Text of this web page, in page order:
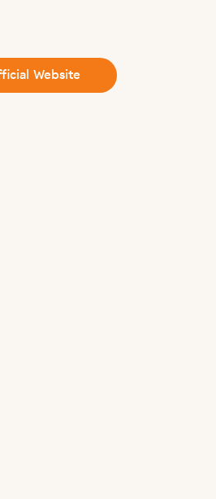
Website